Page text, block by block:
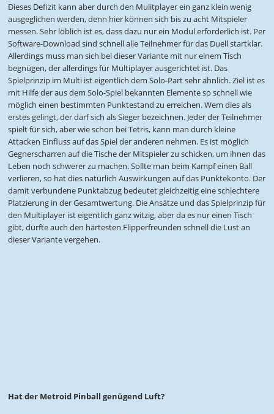
Dieses Defizit kann aber durch den Mulitplayer ein ganz klein wenig
ausgeglichen werden, denn hier können sich bis zu acht Mitspieler
messen. Sehr löblich ist es, dass dazu nur ein Modul erforderlich ist. Per
Software-Download sind schnell alle Teilnehmer für das Duell startklar.
Allerdings muss man sich bei dieser Variante mit nur einem Tisch
begnügen, der allerdings für Multiplayer ausgerichtet ist. Das
Spielprinzip im Multi ist eigentlich dem Solo-Part sehr ähnlich. Ziel ist es
mit Hilfe der aus dem Solo-Spiel bekannten Elemente so schnell wie
möglich einen bestimmten Punktestand zu erreichen. Wem dies als
erstes gelingt, der darf sich als Sieger bezeichnen. Jeder der Teilnehmer
spielt für sich, aber wie schon bei Tetris, kann man durch kleine
Attacken Einfluss auf das Spiel der anderen nehmen. Es ist möglich
Gegnerscharren auf die Tische der Mitspieler zu schicken, um ihnen das
Leben noch schwerer zu machen. Sollte man beim Kampf einen Ball
verlieren, so hat dies natürlich Auswirkungen auf das Punktekonto. Der
damit verbundene Punktabzug bedeutet gleichzeitig eine schlechtere
Platzierung in der Gesamtwertung. Die Ansätze und das Spielprinzip für
den Multiplayer ist eigentlich ganz witzig, aber da es nur einen Tisch
gibt, dürfte auch den härtesten Flipperfreunden schnell die Lust an
dieser Variante vergehen.
Hat der Metroid Pinball genügend Luft?